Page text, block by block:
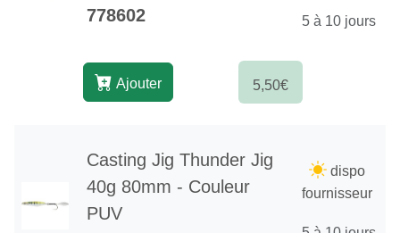
778602
5 à 10 jours
5,50€
Ajouter
Casting Jig Thunder Jig
40g 80mm - Couleur
PUV
dispo
fournisseur